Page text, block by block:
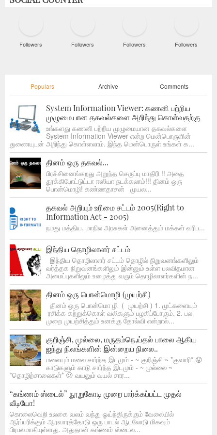
Followers Followers Followers Followers
Populars Archive Comments
System Information Viewer: கணனி பற்றிய
முழுமையான தகவல்களை அறிந்து கொள்வதற்கு
உங்களது கணனி பற்றிய முழுமையான தகவல்களை
System Information Viewer என்ற மென்பொருளின்
துணையுடன் அறிந்து கொள்ளலாம். இந்த மென்பொருள் உங்கள் க...
தினம் ஒரு தகவல்...
பிரச்சினைங்கறது அறுந்த செருப்பு மாதிரி !! அதை
தூக்கிபோட்டுட்டா ஈஸியா நடக்கலாம்!!! தினம் ஒரு
பொன்மொழி! கண்ணதாசன் முயல...
தகவல் அறியும் உரிமை சட்டம் 2005(Right to
Information Act - 2005)
நமது மத்திய, மாநில அரசுகள் அனைத்தும் மக்கள் வரிப...
இந்திய தொழிலாளர் சட்டம்
இந்திய தொழிலாளர் சட்டம் தொழில் நிறுவனங்களிலும்
வர்த்தக நிறுவனங்களிலும் இன்னும் உள்ள பலவிதமான
அமைப்புகளிலும் உழைத்து வரும் தொழிலாளர்களின் ந...
தினம் ஒரு பொன்மொழி (முயற்சி)
தினம் ஒரு பொன்மொ ழி ( முயற்சி ) 1. முட்களையும்
ரசிக்க கற்றுக்கொள் வலிகளும் பழகிப்போகும். 2. பல
முறை முயற்சித்தும் உனக்கு தோல்வி என்றால்...
குறிஞ்சி, முல்லை, மருதம்நெ,ய்தல் பாலை ஆகிய
ஐந்து நிலங்களின் இன்றைய நிலை..
மலையும் மலை சார்ந்த இடமும் - ~ குறிஞ்சி ~ *குவாரி* 😟
காடுகளும் காடு சார்ந்த இடமும் - ~ முல்லை ~
*தொழிற்சாலைகள்* 😕 வயலும் வயல் சார...
“கங்ணம் ஸ்டைல்” நூறுகோடி முறை பார்க்கப்பட்ட முதல்
வீடியோ!
கொலைவெறி உலகை வலம் வந்து ஓய்ந்திருக்கும் வேலையில்
ஆர்ப்பரிக்கும் ஆரவாரத்தோடு ஒரு பாடல் ஆடலோடு மிகவும்
பிரபலமாகியுள்ளது. அதுதான் கங்ணம் ஸ்டைல...